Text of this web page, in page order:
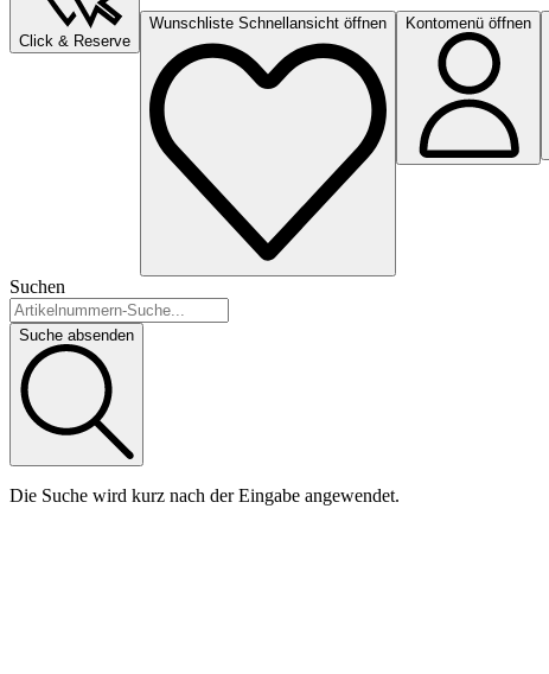
Click & Reserve
Wunschliste Schnellansicht öffnen Kontomenü öffnen
Suchen
Suche absenden
Die Suche wird kurz nach der Eingabe angewendet.